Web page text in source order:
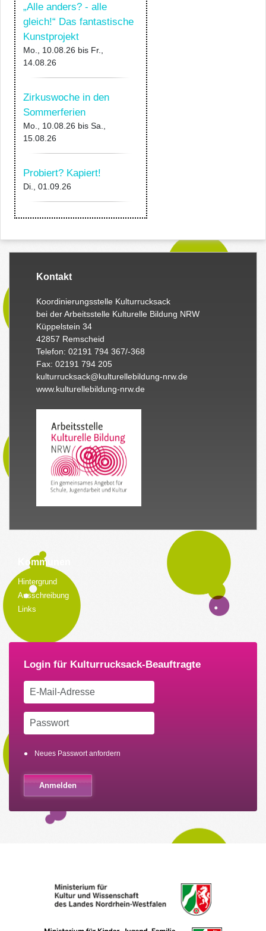
„Alle anders? - alle
gleich!“ Das fantastische
Kunstprojekt
Mo., 10.08.26 bis Fr.,
14.08.26
Zirkuswoche in den
Sommerferien
Mo., 10.08.26 bis Sa.,
15.08.26
Probiert? Kapiert!
Di., 01.09.26
Kontakt
Koordinierungsstelle Kulturrucksack
bei der Arbeitsstelle Kulturelle Bildung NRW
Küppelstein 34
42857 Remscheid
Telefon: 02191 794 367/-368
Fax: 02191 794 205
kulturrucksack@kulturellebildung-nrw.de
www.kulturellebildung-nrw.de
Kommunen
Hintergrund
Ausschreibung
Links
Neues Passwort anfordern